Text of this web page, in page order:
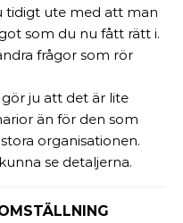
tidigt ute med att man
som du nu fått rätt i.
frågor som rör
ju att det är lite
än för den som
organisationen.
se detaljerna.